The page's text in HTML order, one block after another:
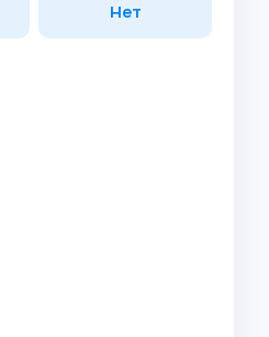
Нет